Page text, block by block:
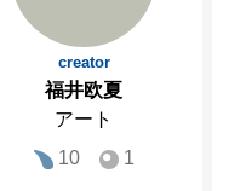
creator
福井欧夏
アート
10
1